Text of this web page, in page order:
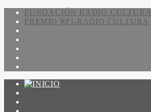
FUNDACIÓN RADIO CULTURA
PREMIO RFI-RADIO CULTURA